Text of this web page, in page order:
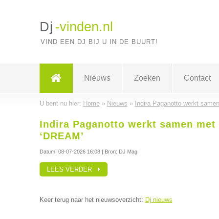
Dj -vinden.nl
VIND EEN DJ BIJ U IN DE BUURT!
Nieuws Zoeken Contact
U bent nu hier: Home» Nieuws » Indira Paganotto werkt
Indira Paganotto werkt samen
‘DREAM’
Datum: 08-07-2026 16:08| Bron: DJ Mag
LEES VERDER
Keer terug naar het nieuwsoverzicht: Dj nieuws